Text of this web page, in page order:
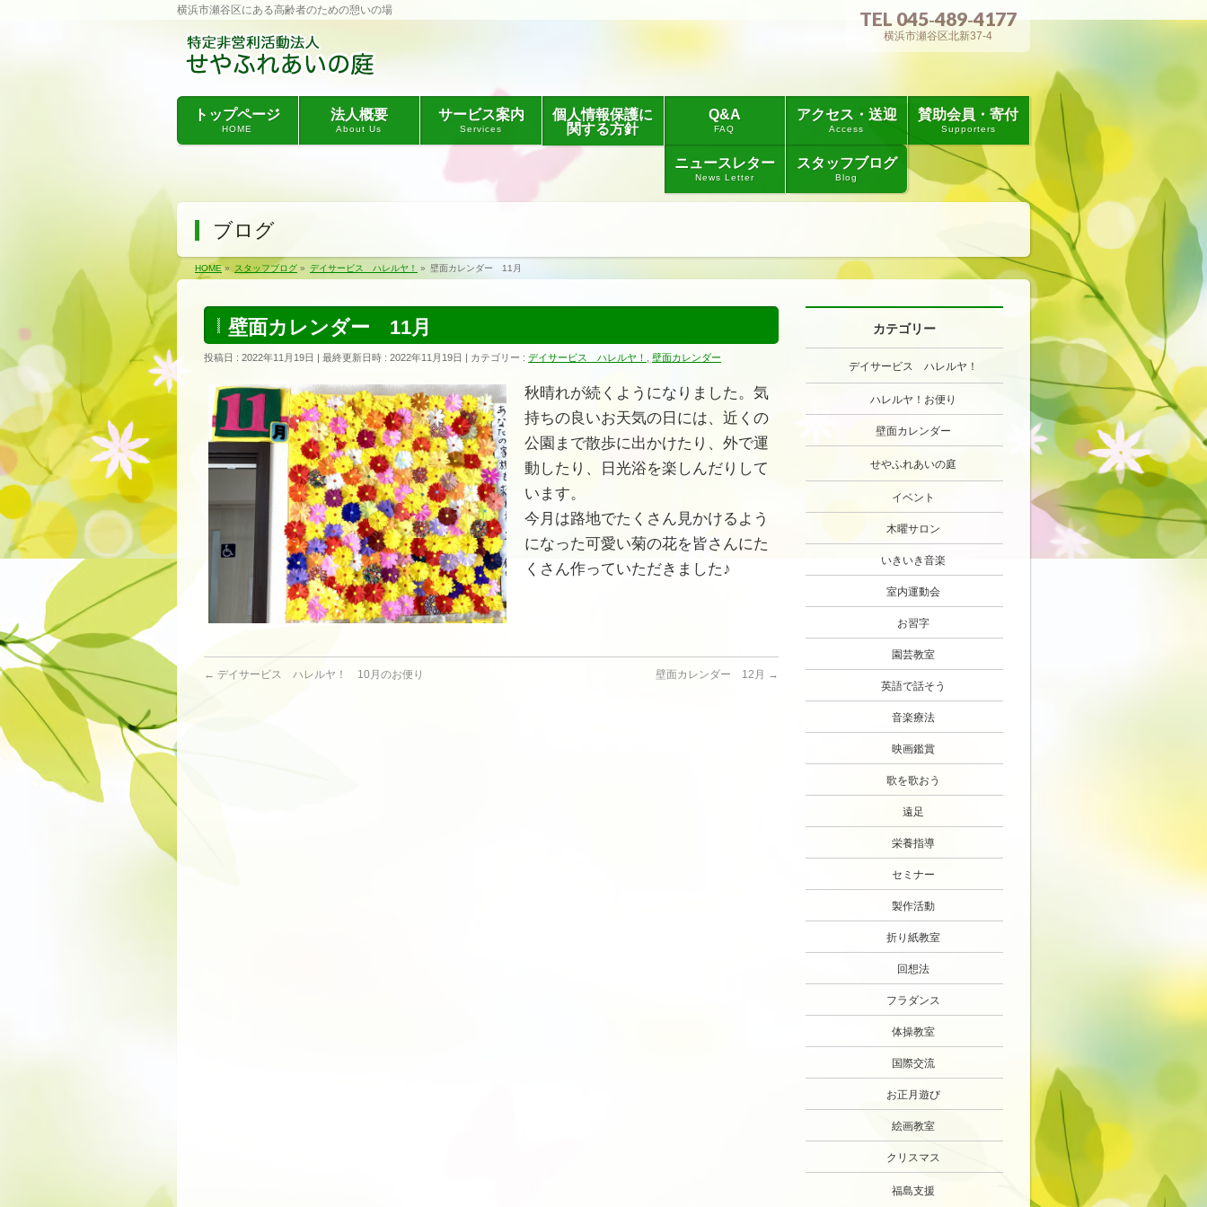
横浜市瀬谷区にある高齢者のための憩いの場 TEL 045‐489‐4177
横浜市瀬谷区北新37-4
トップページ
HOME
法人概要
About Us
サービス案内
Services
個人情報保護に
関する方針
Q&A
FAQ
アクセス・送迎
Access
賛助会員・寄付
Supporters
ニュースレター
News Letter
スタッフブログ
Blog
ブログ
HOME» スタッフブログ » デイサービス ハレルヤ！ » 壁面カレンダー 11月
壁面カレンダー 11月
投稿日 : 2022年11月19日 最終更新日時 : 2022年11月19日 カテゴリー : デイサービス ハレルヤ！ 壁面カレンダー
秋晴れが続くようになりました。気
持ちの良いお天気の日には、近くの
公園まで散歩に出かけたり、外で運
動したり、日光浴を楽しんだりして
います。
今月は路地でたくさん見かけるよう
になった可愛い菊の花を皆さんにた
くさん作っていただきました♪
← デイサービス ハレルヤ！ 10月のお便り 壁面カレンダー 12月 →
カテゴリー
デイサービス ハレルヤ！
ハレルヤ！お便り
壁面カレンダー
せやふれあいの庭
イベント
木曜サロン
いきいき音楽
室内運動会
お習字
園芸教室
英語で話そう
音楽療法
映画鑑賞
歌を歌おう
遠足
栄養指導
セミナー
製作活動
折り紙教室
回想法
フラダンス
体操教室
国際交流
お正月遊び
絵画教室
クリスマス
福島支援